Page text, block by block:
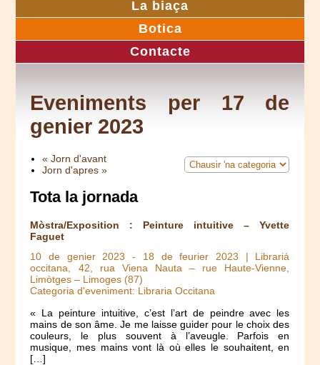
La biaça
Botica
Contacte
Eveniments per 17 de
genier 2023
« Jorn d'avant
Jorn d'apres »
Tota la jornada
Mòstra/Exposition : Peinture intuitive – Yvette
Faguet
10 de genier 2023 - 18 de feurier 2023 | Librariá
occitana, 42, rua Viena Nauta – rue Haute-Vienne,
Limòtges – Limoges (87)
Categoria d'eveniment: Libraria Occitana
« La peinture intuitive, c’est l’art de peindre avec les
mains de son âme. Je me laisse guider pour le choix des
couleurs, le plus souvent à l’aveugle. Parfois en
musique, mes mains vont là où elles le souhaitent, en
[…]